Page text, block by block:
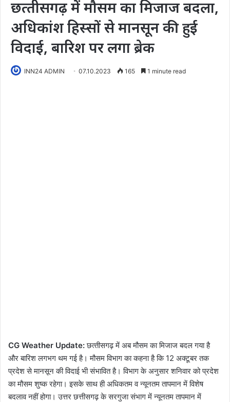
छत्‍तीसगढ़ में मौसम का मिजाज बदला,
अधिकांश हिस्‍सों से मानसून की हुई
विदाई, बारिश पर लगा ब्रेक
INN24 ADMIN 07.10.2023 165 1 minute read
CG Weather Update:छत्‍तीसगढ़ में अब मौसम का मिजाज बदल गया है
और बारिश लगभग थम गई है। मौसम विभाग का कहना है कि 12 अक्टूबर तक
प्रदेश से मानसून की विदाई भी संभावित है। विभाग के अनुसार शनिवार को प्रदेश
का मौसम शुष्क रहेगा। इसके साथ ही अधिकतम व न्यूनतम तापमान में विशेष
बदलाव नहीं होगा। उत्तर छत्तीसगढ़ के सरगुजा संभाग में न्यूनतम तापमान में